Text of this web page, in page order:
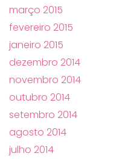
março 2015
fevereiro 2015
janeiro 2015
dezembro 2014
novembro 2014
outubro 2014
setembro 2014
agosto 2014
julho 2014